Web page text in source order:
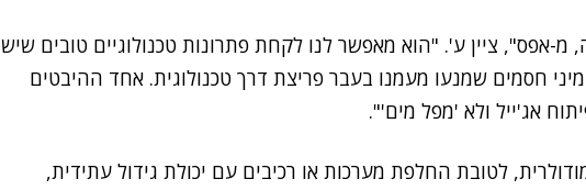
אפס", ציין ע'. "הוא מאפשר לנו לקחת פתרונות טכנולוגיים טובים שיש
חסמים שמנעו מעמנו בעבר פריצת דרך טכנולוגית. אחד ההיבטים
אג'ייל ולא 'מפל מים'".
לטובת החלפת מערכות או רכיבים עם יכולת גידול עתידית,